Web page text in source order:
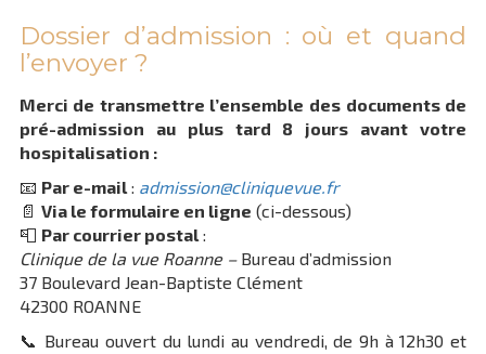
Dossier d’admission : où et quand
l’envoyer ?
Merci de transmettre l’ensemble des documents de
pré-admission au plus tard 8 jours avant votre
hospitalisation :
📧 Par e-mail : admission@cliniquevue.fr
📄 Via le formulaire en ligne (ci-dessous)
📮 Par courrier postal :
Clinique de la vue Roanne – Bureau d’admission
37 Boulevard Jean-Baptiste Clément
42300 ROANNE
📞 Bureau ouvert du lundi au vendredi, de 9h à 12h30 et